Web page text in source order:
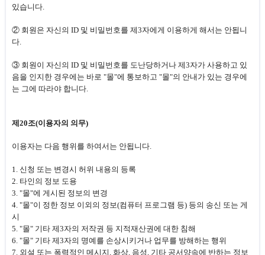
있습니다.
② 회원은 자신의 ID 및 비밀번호를 제3자에게 이용하게 해서는 안됩니
다.
③ 회원이 자신의 ID 및 비밀번호를 도난당하거나 제3자가 사용하고 있
음을 인지한 경우에는 바로 "몰"에 통보하고 "몰"의 안내가 있는 경우에
는 그에 따라야 합니다.
제20조(이용자의 의무)
이용자는 다음 행위를 하여서는 안됩니다.
1. 신청 또는 변경시 허위 내용의 등록
2. 타인의 정보 도용
3. "몰"에 게시된 정보의 변경
4. "몰"이 정한 정보 이외의 정보(컴퓨터 프로그램 등) 등의 송신 또는 게
시
5. "몰" 기타 제3자의 저작권 등 지적재산권에 대한 침해
6. "몰" 기타 제3자의 명예를 손상시키거나 업무를 방해하는 행위
7. 외설 또는 폭력적인 메시지, 화상, 음성, 기타 공서양속에 반하는 정보